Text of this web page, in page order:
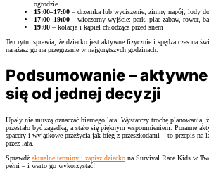
ogrodzie
15:00–17:00 – drzemka lub wyciszenie, zimny napój, lody
17:00–19:00 – wieczorny wyjście: park, plac zabaw, rower,
19:00 – kolacja i kąpiel chłodząca przed snem
Ten rytm sprawia, że dziecko jest aktywne fizycznie i spędza czas na
narażasz go na przegrzanie w najgorętszych godzinach.
Podsumowanie –
się od jednej decyzji
Upały nie muszą oznaczać biernego lata. Wystarczy trochę planowania,
przestało być zagadką, a stało się pięknym wspomnieniem. Poranne
spacery i wyjątkowe przeżycia jak bieg z przeszkodami – to przepis na
przez lata.
Sprawdź aktualne terminy i zapisz dziecko na Survival Race Kids w
pełni – i warto go wykorzystać!